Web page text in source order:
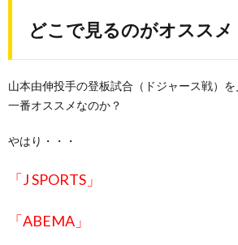
どこで見るのがオススメ
山本由伸投手の登板試合（ドジャース戦）
一番オススメなのか？
やはり・・・
「J SPORTS」
「ABEMA」